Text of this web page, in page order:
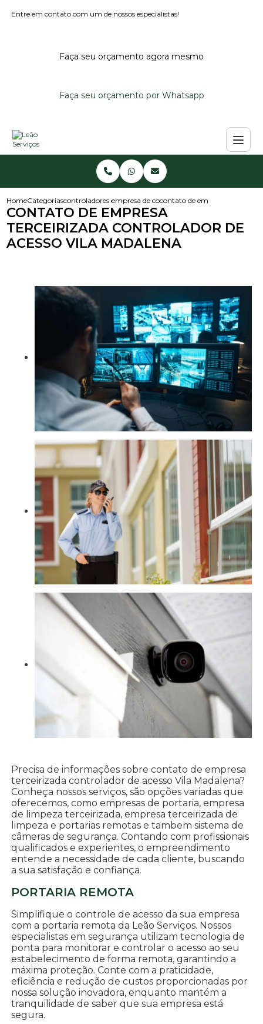
Entre em contato com um de nossos especialistas!
Faça seu orçamento agora mesmo
Faça seu orçamento por Whatsapp
HomeCategoriascontroladores de acessoempresa de controlador de acesso
contato de empresa
CONTATO DE EMPRESA
TERCEIRIZADA CONTROLADOR DE
ACESSO VILA MADALENA
Precisa de informações sobre contato de empresa
terceirizada controlador de acesso Vila Madalena?
Conheça nossos serviços, são opções variadas que
oferecemos, como empresas de portaria, empresa
de limpeza terceirizada, empresa terceirizada de
limpeza e portarias remotas e tambem sistema de
câmeras de segurança. Contando com profissionais
qualificados e experientes, o empreendimento
entende a necessidade de cada cliente, buscando
a sua satisfação e confiança.
PORTARIA REMOTA
Simplifique o controle de acesso da sua empresa
com a portaria remota da Leão Serviços. Nossos
especialistas em segurança utilizam tecnologia de
ponta para monitorar e controlar o acesso ao seu
estabelecimento de forma remota, garantindo a
máxima proteção. Conte com a praticidade,
eficiência e redução de custos proporcionadas por
nossa solução inovadora, enquanto mantém a
tranquilidade de saber que sua empresa está
segura.